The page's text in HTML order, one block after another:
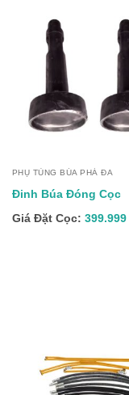
PHỤ TÙNG BÚA PHÁ ĐA
Đinh Búa Đóng Cọc
Giá Đặt Cọc: 399.999